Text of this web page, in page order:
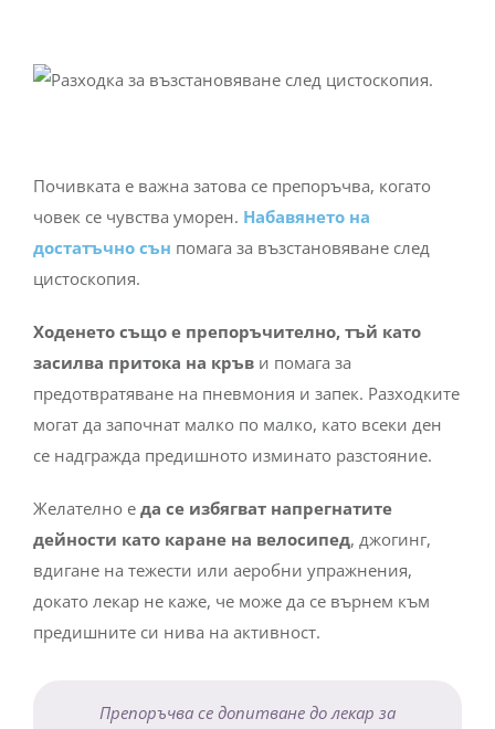
Почивката е важна затова се препоръчва, когато
човек се чувства уморен. Набавянето на
достатъчно сън помага за възстановяване след
цистоскопия.
Ходенето също е препоръчително, тъй като
засилва притока на кръви помага за
предотвратяване на пневмония и запек. Разходките
могат да започнат малко по малко, като всеки ден
се надгражда предишното изминато разстояние.
Желателно е да се избягват напрегнатите
дейности като каране на велосипед, джогинг,
вдигане на тежести или аеробни упражнения,
докато лекар не каже, че може да се върнем към
предишните си нива на активност.
Препоръчва се допитване до лекар за